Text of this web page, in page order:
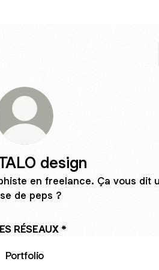
design
en freelance. Ça vous dit
de peps ?
RÉSEAUX *
Portfolio